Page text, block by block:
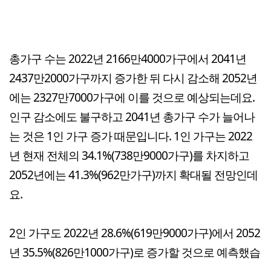
총가구 수는 2022년 2166만4000가구에서 2041년
2437만2000가구까지 증가한 뒤 다시 감소해 2052년
에는 2327만7000가구에 이를 것으로 예상되는데요.
인구 감소에도 불구하고 2041년 총가구 수가 늘어나
는 것은 1인 가구 증가 때문입니다. 1인 가구는 2022
년 현재 전체의 34.1%(738만9000가구)를 차지하고
2052년에는 41.3%(962만가구)까지 확대될 전망인데
요.
2인 가구도 2022년 28.6%(619만9000가구)에서 2052
년 35.5%(826만1000가구)로 증가할 것으로 예측했습